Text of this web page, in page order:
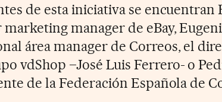
de esta iniciativa se encuentran
manager de eBay,
área manager de Correos, el
vdShop –José Luis Ferrero- o
de la Federación Española de